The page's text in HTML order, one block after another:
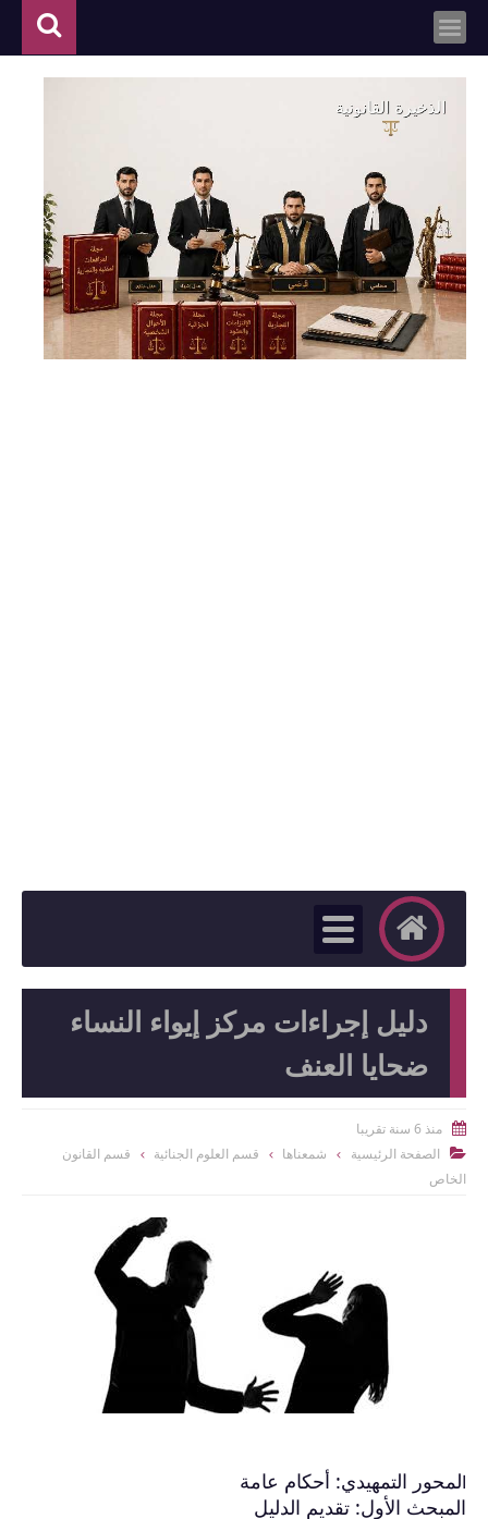
دليل إجراءات مركز إيواء النساء
ضحايا العنف
 منذ 6 سنة تقريبا
 الصفحة الرئيسية شمعناها قسم العلوم الجنائية
قسم القانون
الخاص
المحور التمهيدي: أحكام عامة
المبحث الأول: تقديم الدليل